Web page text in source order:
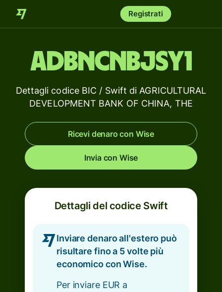
Registrati
ADBNCNBJSY1
Dettagli codice BIC / Swift di AGRICULTURAL
DEVELOPMENT BANK OF CHINA, THE
Ricevi denaro con Wise
Invia con Wise
Dettagli del codice Swift
Inviare denaro all'estero può
risultare fino a 5 volte più
economico con Wise.
Per inviare EUR a